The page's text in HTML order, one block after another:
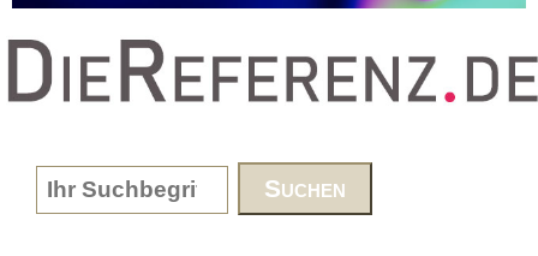
www.DieReferenz.de
Search form